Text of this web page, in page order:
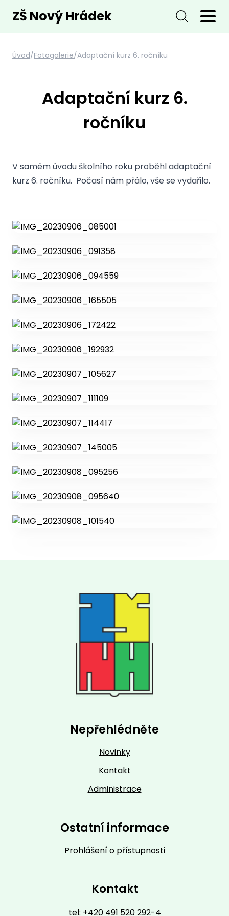
ZŠ Nový Hrádek
Úvod/Fotogalerie/Adaptační kurz 6. ročníku
Adaptační kurz 6.
ročníku
V samém úvodu školního roku proběhl adaptační
kurz 6. ročníku. Počasí nám přálo, vše se vydařilo.
Nepřehlédněte
Novinky
Kontakt
Administrace
Ostatní informace
Prohlášení o přístupnosti
Kontakt
tel: +420 491 520 292-4